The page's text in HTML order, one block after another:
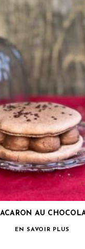
AU
EN SAVOIR PLUS